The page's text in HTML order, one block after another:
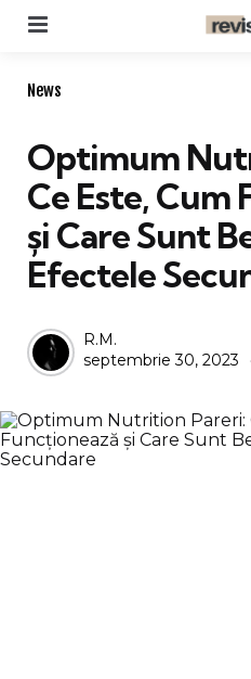
Categories
News
Optimum
Ce Este, Cum
și Care Sunt
Efectele
Posted
by
R.M.
septembrie 30, 2023